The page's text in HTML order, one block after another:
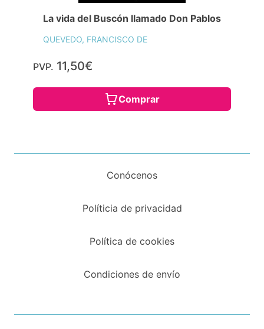
La vida del Buscón llamado Don Pablos
QUEVEDO, FRANCISCO DE
PVP. 11,50€
Comprar
Conócenos
Políticia de privacidad
Política de cookies
Condiciones de envío